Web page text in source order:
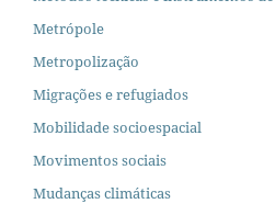
Metrópole
Metropolização
Migrações e refugiados
Mobilidade socioespacial
Movimentos sociais
Mudanças climáticas